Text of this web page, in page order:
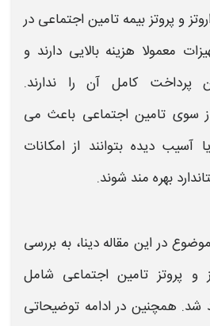
و پروتزبیمه تامین اجتماعی در
معمولا هزینه‌بالایی دارند و
پرداخت کامل آن را ندارند.
سوی تامین اجتماعی باعث می‌
آسیب‌ دیده بتوانند از امکانات
بهره‌ مند شوند.
در این مقاله دینا، به بررسی
و پروتز تامین اجتماعی شامل
شد. همچنین در ادامه توضیحاتی